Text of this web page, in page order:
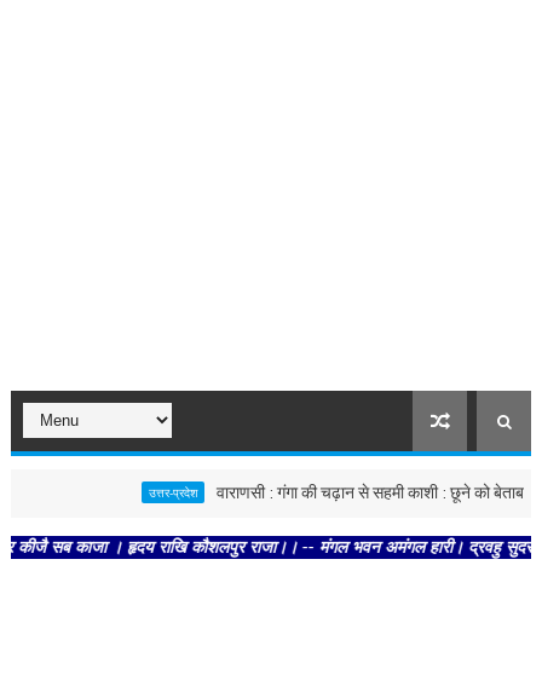
उत्तर-प्रदेश वाराणसी : गंगा की चढ़ान से सहमी काशी : छूने को बेताब खतरे की
काजा । हृदय राखि कौशलपुर राजा।। -- मंगल भवन अमंगल हारी। द्रवहु सुदसरथ